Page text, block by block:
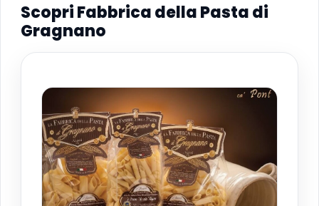
Scopri Fabbrica della Pasta di
Gragnano